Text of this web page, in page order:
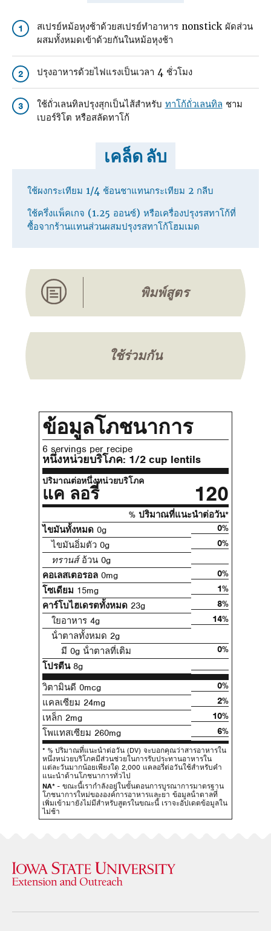
1
สเปรย์หม้อหุงช้าด้วยสเปรย์ทําอาหาร nonstick ผัดส่วน
ผสมทั้งหมดเข้าด้วยกันในหม้อหุงช้า
2 ปรุงอาหารด้วยไฟแรงเป็นเวลา 4 ชั่วโมง
3 ใช้ถั่วเลนทิลปรุงสุกเป็นไส้สําหรับ ทาโก้ถั่วเลนทิล ชาม
เบอร์ริโต หรือสลัดทาโก้
เคล็ด ลับ
ใช้ผงกระเทียม 1/4 ช้อนชาแทนกระเทียม 2 กลีบ
ใช้ครึ่งแพ็คเกจ (1.25 ออนซ์) หรือเครื่องปรุงรสทาโก้ที่
ซื้อจากร้านแทนส่วนผสมปรุงรสทาโก้โฮมเมด
พิมพ์สูตร
ใช้ร่วมกัน
ข้อมูลโภชนาการ
6 servings per recipe
หนึ่งหน่วยบริโภค: 1/2 cup lentils
ปริมาณต่อหนึ่งหน่วยบริโภค
แค ลอรี่ 120
% ปริมาณที่แนะนําต่อวัน*
ไขมันทั้งหมด 0g
0%
ไขมันอิ่มตัว 0g
0%
ทรานส์อ้วน 0g
คอเลสเตอรอล 0mg
0%
โซเดียม 15mg
1%
คาร์โบไฮเดรตทั้งหมด 23g
8%
ใยอาหาร 4g
14%
น้ําตาลทั้งหมด 2g
มี 0g น้ําตาลที่เติม
0%
โปรตีน8g
วิตามินดี 0mcg
0%
แคลเซียม 24mg
2%
เหล็ก 2mg
10%
โพแทสเซียม 260mg
6%
* % ปริมาณที่แนะนําต่อวัน (DV) จะบอกคุณว่าสารอาหารใน
หนึ่งหน่วยบริโภคมีส่วนช่วยในการรับประทานอาหารใน
แต่ละวันมากน้อยเพียงใด 2,000 แคลอรี่ต่อวันใช้สําหรับคํา
แนะนําด้านโภชนาการทั่วไป
NA* - ขณะนี้เรากําลังอยู่ในขั้นตอนการบูรณาการมาตรฐาน
โภชนาการใหม่ขององค์การอาหารและยา ข้อมูลน้ําตาลที่
เพิ่มเข้ามายังไม่มีสําหรับสูตรในขณะนี้ เราจะอัปเดตข้อมูลใน
ไม่ช้า